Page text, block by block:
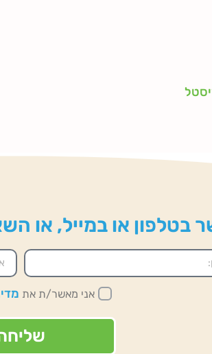
בטלפון או במייל, או
אני מאשר/ת את